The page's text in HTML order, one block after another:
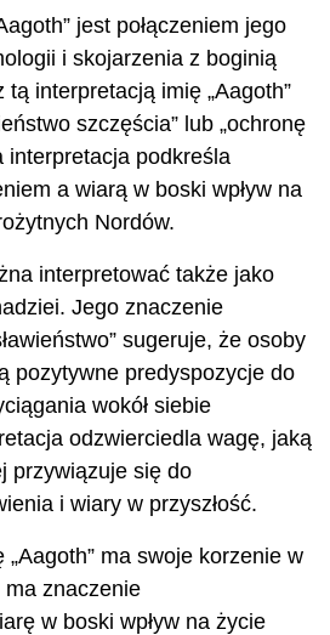
jest połączeniem jego
i skojarzenia z boginią
tą interpretacją imię „Aagoth”
szczęścia” lub „ochronę
interpretacja podkreśla
a wiarą w boski wpływ na
Nordów.
interpretować także jako
Jego znaczenie
sugeruje, że osoby
pozytywne predyspozycje do
wokół siebie
odzwierciedla wagę, jaką
przywiązuje się do
i wiary w przyszłość.
ma swoje korzenie w
znaczenie
w boski wpływ na życie